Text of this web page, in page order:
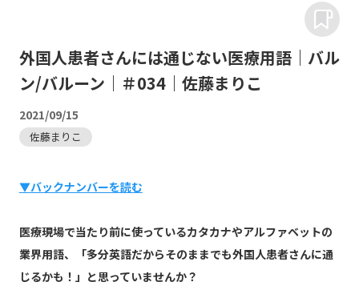
外国人患者さんには通じない医療用語｜バル
ン/バルーン｜＃034｜佐藤まりこ
2021/09/15
佐藤まりこ
▼バックナンバーを読む
医療現場で当たり前に使っているカタカナやアルファベットの
業界用語、「多分英語だからそのままでも外国人患者さんに通
じるかも！」と思っていませんか？